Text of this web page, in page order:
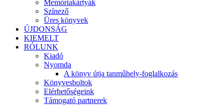
Memóriakártyák
Színező
Üres könyvek
ÚJDONSÁG
KIEMELT
RÓLUNK
Kiadó
Nyomda
A könyv útja tanműhely-foglalkozás
Könyvesboltok
Elérhetőségeink
Támogató partnerek